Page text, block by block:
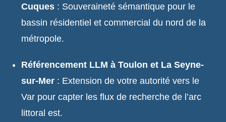
Cuques : Souveraineté sémantique pour le
bassin résidentiel et commercial du nord de la
métropole.
Référencement LLM à Toulon et La Seyne-
sur-Mer : Extension de votre autorité vers le
Var pour capter les flux de recherche de l’arc
littoral est.